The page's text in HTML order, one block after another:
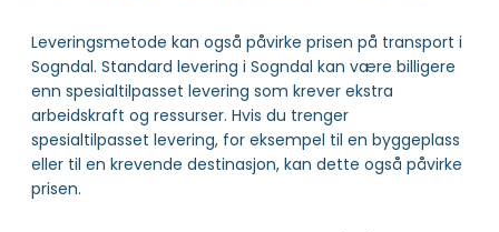
Leveringsmetode kan også påvirke prisen på transport i
Sogndal. Standard levering i Sogndal kan være billigere
enn spesialtilpasset levering som krever ekstra
arbeidskraft og ressurser. Hvis du trenger
spesialtilpasset levering, for eksempel til en byggeplass
eller til en krevende destinasjon, kan dette også påvirke
prisen.